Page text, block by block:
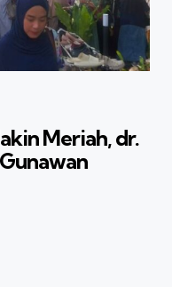
Meriah, dr.